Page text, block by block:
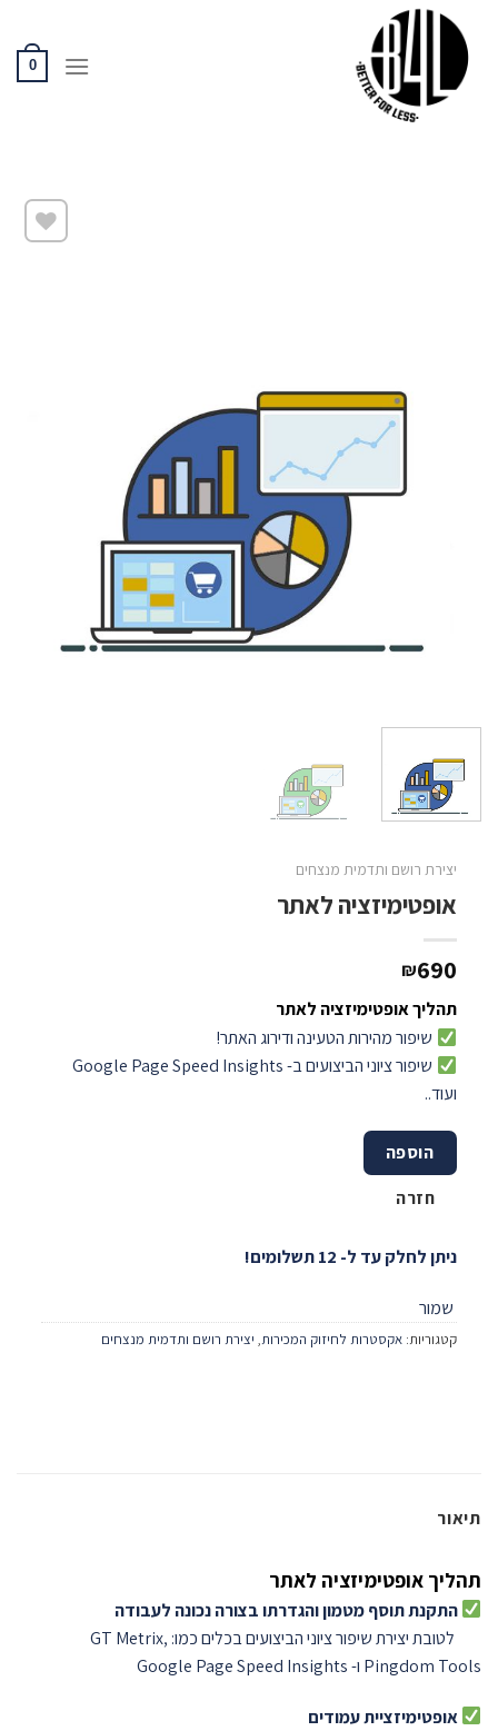
content
0
יצירת רושם ותדמית מנצחים
אופטימיזציה לאתר
₪690
תהליך אופטימיזציה לאתר
שיפור מהירות הטעינה ודירוג האתר!
שיפור ציוני הביצועים ב- Google Page Speed Insights
ועוד..
הוספה
חזרה
ניתן לחלק עד ל- 12 תשלומים!
שמור
קטגוריות:אקסטרות לחיזוק המכירות, יצירת רושם ותדמית מנצחים
תיאור
תהליך אופטימיזציה לאתר
התקנת תוסף מטמון והגדרתו בצורה נכונה לעבודה
לטובת יצירת שיפור ציוני הביצועים בכלים כמו: GT Metrix,
Pingdom Tools ו- Google Page Speed Insights
אופטימיזציית עמודים